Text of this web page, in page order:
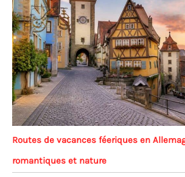
Routes de vacances féeriques en
romantiques et nature